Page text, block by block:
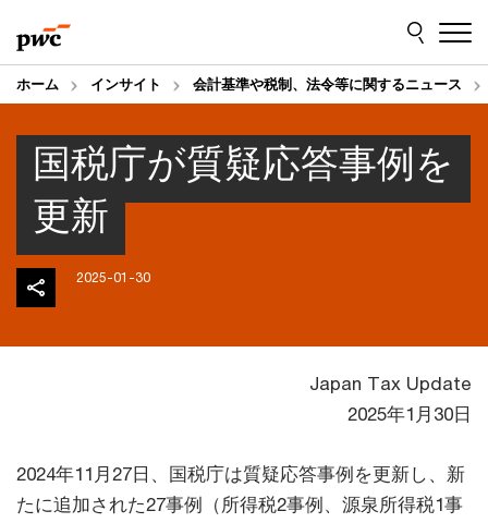
to
content
to
footer
ホーム インサイト 会計基準や税制、法令等に関するニュース
国税庁が質疑応答事例を
更新
2025-01-30
Japan Tax Update
2025年1月30日
2024年11月27日、国税庁は質疑応答事例を更新し、新
たに追加された27事例（所得税2事例、源泉所得税1事